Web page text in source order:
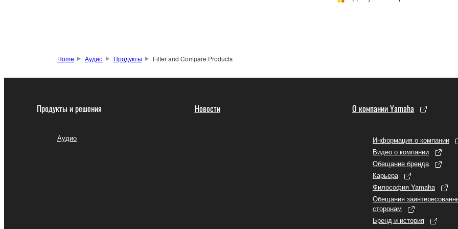
Home Аудио Продукты Filter and Compare Products
Продукты и решения
Аудио
Новости О компании Yamaha
Информация о компании
Видео о компании
Обещание бренда
Карьера
Философия Yamaha
Обещания
сторонам
Бренд и история